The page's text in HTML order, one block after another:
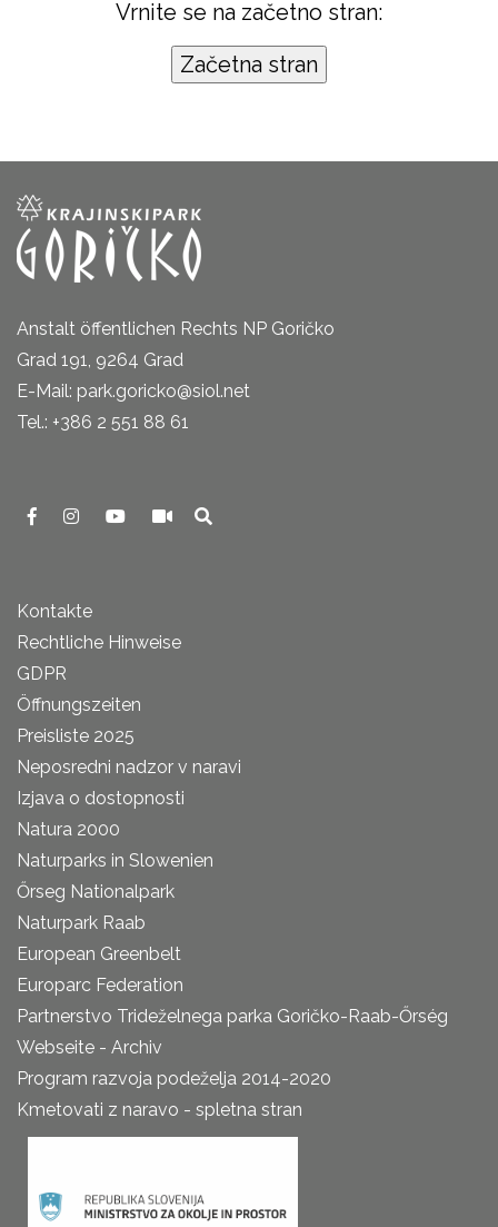
Vrnite se na začetno stran:
Anstalt öffentlichen Rechts NP Goričko
Grad 191, 9264 Grad
E-Mail: park.goricko@siol.net
Tel.: +386 2 551 88 61
Kontakte
Rechtliche Hinweise
GDPR
Öffnungszeiten
Preisliste 2025
Neposredni nadzor v naravi
Izjava o dostopnosti
Natura 2000
Naturparks in Slowenien
Őrseg Nationalpark
Naturpark Raab
European Greenbelt
Europarc Federation
Partnerstvo Trideželnega parka Goričko-Raab-Őrség
Webseite - Archiv
Program razvoja podeželja 2014-2020
Kmetovati z naravo - spletna stran